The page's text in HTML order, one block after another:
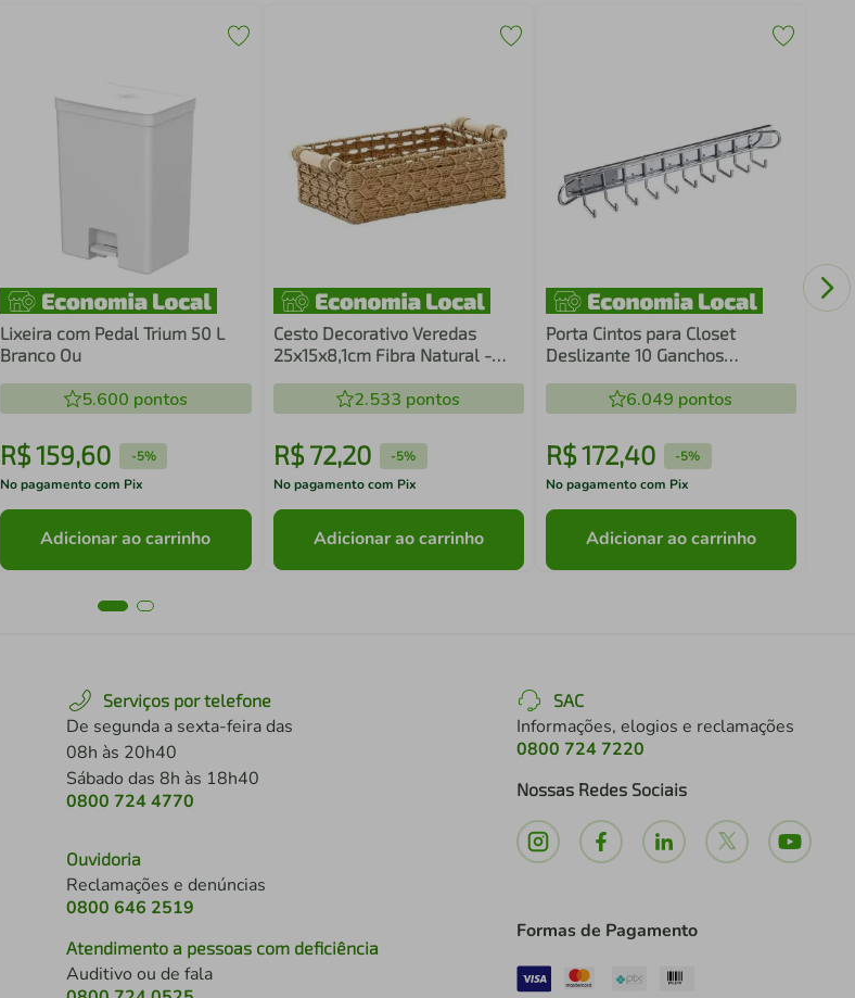
Lixeira com Pedal Trium 50 L
Branco Ou
5.600 pontos
R$159,60 -5%
No pagamento com Pix
Adicionar ao carrinho
Cesto Decorativo Veredas
25x15x8,1cm Fibra Natural -
2.533 pontos
R$ 72,20 -5%
No pagamento com Pix
Adicionar ao carrinho
Porta Cintos para Closet
Deslizante 10 Ganchos
Corrediça Multiuso
6.049 pontos
R$172,40 -5%
No pagamento com Pix
Adicionar ao carrinho
Serviços por telefone
De segunda a sexta-feira das
08h às 20h40
Sábado das 8h às 18h40
0800 724 4770
Ouvidoria
Reclamações e denúncias
0800 646 2519
Atendimento a pessoas com deficiência
Auditivo ou de fala
SAC
Informações, elogios e reclamações
0800 724 7220
Nossas Redes Sociais
Formas de Pagamento